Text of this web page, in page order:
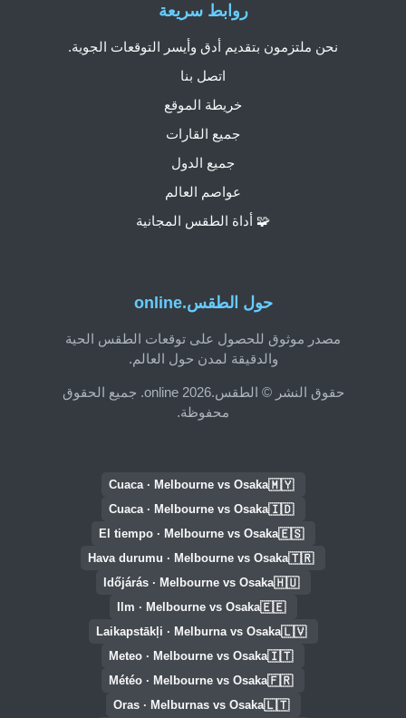
حول الطقس.online
مصدر موثوق للحصول على توقعات الطقس الحية
والدقيقة لمدن حول العالم.
حقوق النشر © الطقس.online 2026. جميع الحقوق
محفوظة.
روابط سريعة
نحن ملتزمون بتقديم أدق وأيسر التوقعات الجوية.
اتصل بنا
خريطة الموقع
جميع القارات
جميع الدول
عواصم العالم
🧩 أداة الطقس المجانية
🇲🇾
Cuaca · Melbourne vs Osaka
🇮🇩
Cuaca · Melbourne vs Osaka
🇪🇸
El tiempo · Melbourne vs Osaka
🇹🇷
Hava durumu · Melbourne vs Osaka
🇭🇺
Időjárás · Melbourne vs Osaka
🇪🇪
Ilm · Melbourne vs Osaka
🇱🇻
Laikapstākļi · Melburna vs Osaka
🇮🇹
Meteo · Melbourne vs Osaka
🇫🇷
Météo · Melbourne vs Osaka
🇱🇹
Oras · Melburnas vs Osaka